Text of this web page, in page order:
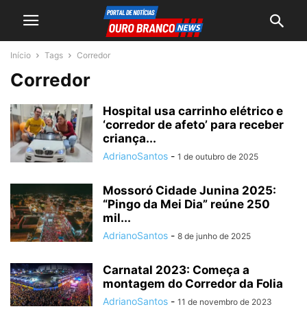
Início Tags Corredor
Corredor
Hospital usa carrinho elétrico e
‘corredor de afeto’ para receber
criança...
AdrianoSantos - 1 de outubro de 2025
Mossoró Cidade Junina 2025:
“Pingo da Mei Dia” reúne 250
mil...
AdrianoSantos - 8 de junho de 2025
Carnatal 2023: Começa a
montagem do Corredor da Folia
AdrianoSantos - 11 de novembro de 2023